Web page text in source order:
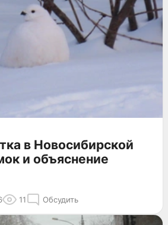
в Новосибирской
и объяснение
11 Обсудить